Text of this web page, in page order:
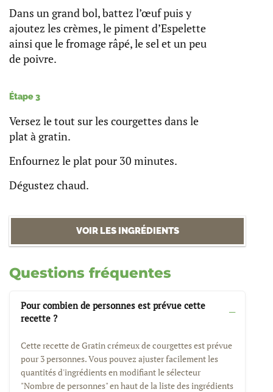
Dans un grand bol, battez l’œuf puis y
ajoutez les crèmes, le piment d’Espelette
ainsi que le fromage râpé, le sel et un peu
de poivre.
Étape 3
Versez le tout sur les courgettes dans le
plat à gratin.
Enfournez le plat pour 30 minutes.
Dégustez chaud.
VOIR LES INGRÉDIENTS
Questions fréquentes
Pour combien de personnes est prévue cette
recette ?
Cette recette de Gratin crémeux de courgettes est prévue
pour 3 personnes. Vous pouvez ajuster facilement les
quantités d'ingrédients en modifiant le sélecteur
"Nombre de personnes" en haut de la liste des ingrédients